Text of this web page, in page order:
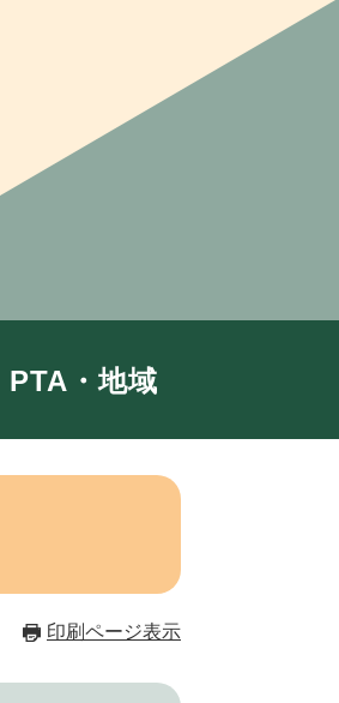
PTA・地域
印刷ページ表示